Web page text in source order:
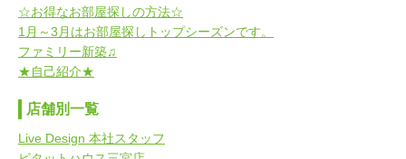
☆お得なお部屋探しの方法☆
1月～3月はお部屋探しトップシーズンです。
ファミリー新築♫
★自己紹介★
店舗別一覧
Live Design 本社スタッフ